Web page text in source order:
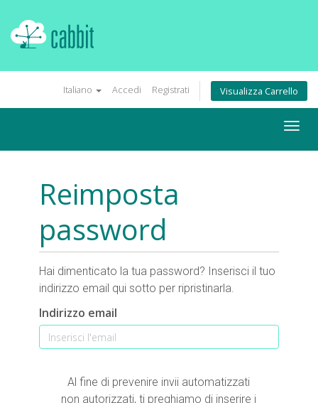
Italiano Accedi Registrati Visualizza Carrello
Reimposta
password
Hai dimenticato la tua password? Inserisci il tuo
indirizzo email qui sotto per ripristinarla.
Indirizzo email
Al fine di prevenire invii automatizzati
non autorizzati, ti preghiamo di inserire i